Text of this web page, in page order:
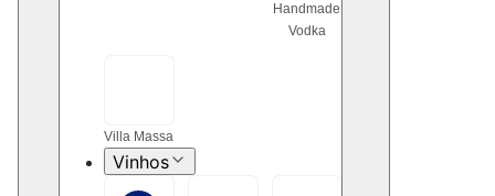
Handmade
Vodka
Villa Massa
Vinhos